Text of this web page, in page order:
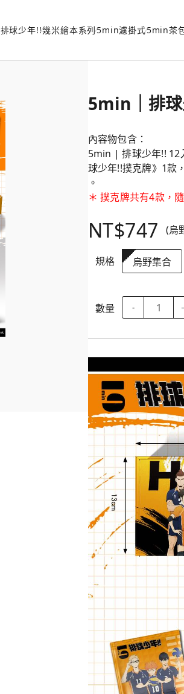
排球少年!!幾米繪本系列5min濾掛式5min茶
5min｜排
內容物包含：
5min | 排球少年!! 12
球少年!!撲克牌》1款
。
＊ 撲克牌共有4款，
NT$747 (烏
規格 烏野集合
數量 -